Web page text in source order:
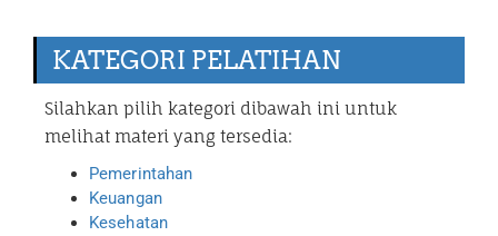
KATEGORI PELATIHAN
Silahkan pilih kategori dibawah ini untuk
melihat materi yang tersedia:
Pemerintahan
Keuangan
Kesehatan